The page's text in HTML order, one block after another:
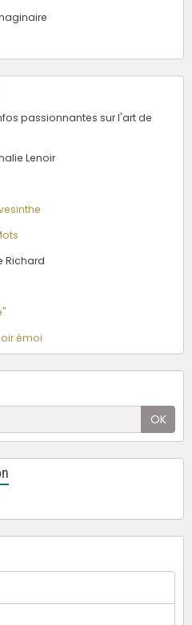
passionnantes sur l'art de
Lenoir
Richard
émoi
OK